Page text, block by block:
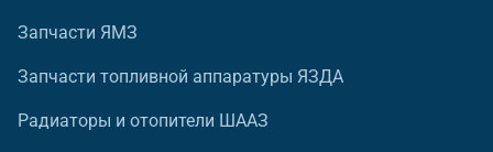
Запчасти ЯМЗ
Запчасти топливной аппаратуры ЯЗДА
Радиаторы и отопители ШААЗ